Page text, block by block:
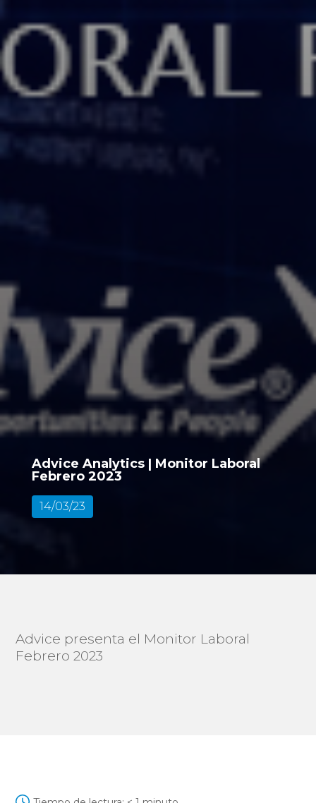
Advice Analytics | Monitor Laboral
Febrero 2023
14/03/23
Advice presenta el Monitor Laboral
Febrero 2023